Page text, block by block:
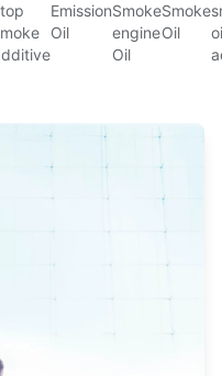
Emission
Oil
Smoke
engine
Oil
Smoke
Oil